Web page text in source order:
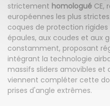
strictement homologué CE,
européennes les plus
coques de protection
épaules, aux coudes et aux
constamment, proposant
intégrant la technologie
massifs sliders amovibles et
viennent compléter cette
prises d'angle extrêmes.